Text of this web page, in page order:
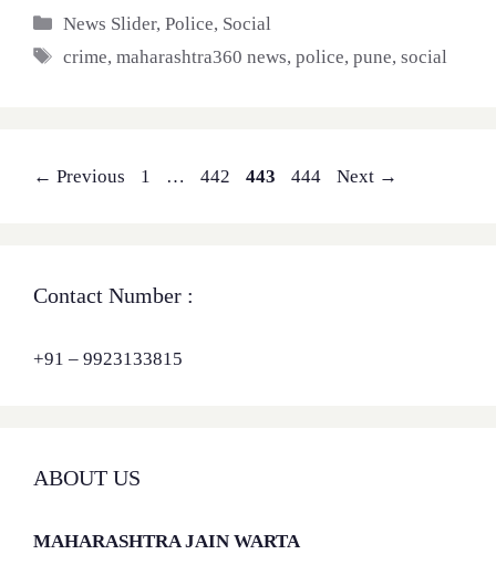
Categories
News Slider,Police, Social
Tags
crime,maharashtra360 news,police,pune,social
← Previous Page
1 … Page
442 Page
443 Page
444 Next →
Contact Number :
+91 – 9923133815
ABOUT US
MAHARASHTRA JAIN WARTA